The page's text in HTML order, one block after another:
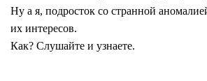
Ну а я, подросток со странной
их интересов.
Как? Слушайте и узнаете.